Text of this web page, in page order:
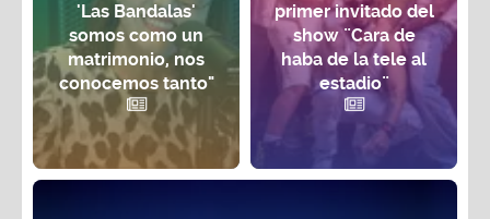
'Las Bandalas'
somos como un
matrimonio, nos
conocemos tanto"
primer invitado del
show ¨Cara de
haba de la tele al
estadio¨